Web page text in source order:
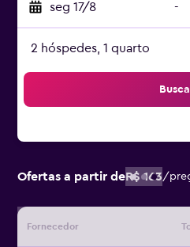
seg 17/8 -
2 hóspedes, 1 quarto
Ofertas a partir deR$ 163/
Fornecedor